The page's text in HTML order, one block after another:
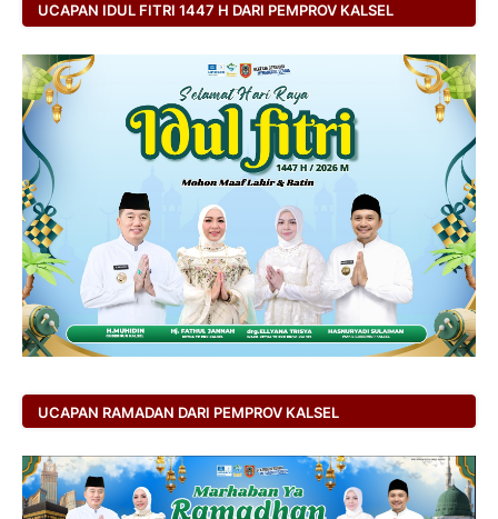
UCAPAN IDUL FITRI 1447 H DARI PEMPROV KALSEL
UCAPAN RAMADAN DARI PEMPROV KALSEL